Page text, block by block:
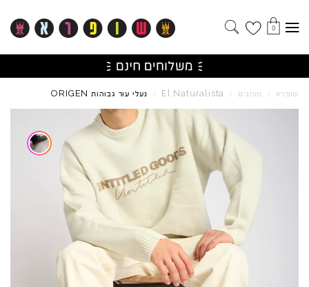
0
שופרא / מותגים /
El Naturalista
/ נעלי עור גבוהות ORIGEN
Skip to product reviews